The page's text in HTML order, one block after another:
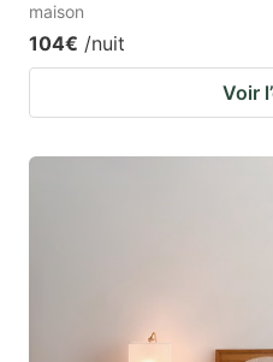
maison
104€ /nuit
Voir